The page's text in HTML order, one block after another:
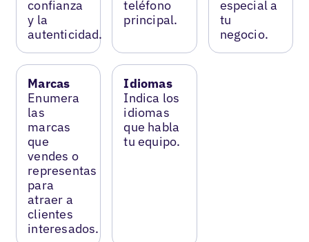
confianza
y la
autenticidad.
teléfono
principal.
especial a
tu
negocio.
Marcas
Enumera
las
marcas
que
vendes o
representas
para
atraer a
clientes
interesados.
Idiomas
Indica los
idiomas
que habla
tu equipo.